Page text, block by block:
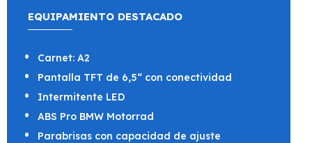
EQUIPAMIENTO DESTACADO
Carnet: A2
Pantalla TFT de 6,5“ con conectividad
Intermitente LED
ABS Pro BMW Motorrad
Parabrisas con capacidad de ajuste